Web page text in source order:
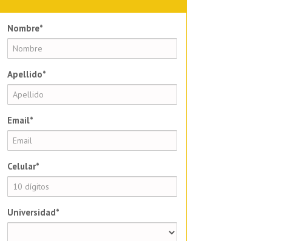
Nombre*
Apellido*
Email*
Celular*
Universidad*